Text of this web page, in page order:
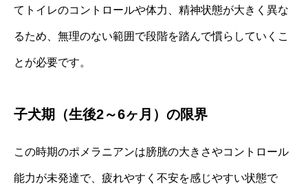
てトイレのコントロールや体力、精神状態が大きく異な
るため、無理のない範囲で段階を踏んで慣らしていくこ
とが必要です。
子犬期（生後2～6ヶ月）の限界
この時期のポメラニアンは膀胱の大きさやコントロール
能力が未発達で、疲れやすく不安を感じやすい状態で